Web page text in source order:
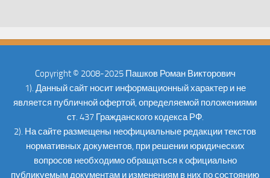
Copyright © 2008-2025 Пашков Роман Викторович
1). Данный сайт носит информационный характер и не
является публичной офертой, определяемой положениями
ст. 437 Гражданского кодекса РФ.
2). На сайте размещены неофициальные редакции текстов
нормативных документов, при решении юридических
вопросов необходимо обращаться к официально
публикуемым документам и изменениям в них по состоянию